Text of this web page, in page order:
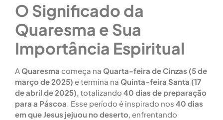
O Significado da
Quaresma e Sua
Importância Espiritual
AQuaresma começa na Quarta-feira de Cinzas (5 de
março de 2025) e termina na Quinta-feira Santa (17
de abril de 2025), totalizando 40 dias de preparação
para a Páscoa. Esse período é inspirado nos 40 dias
em que Jesus jejuou no deserto, enfrentando